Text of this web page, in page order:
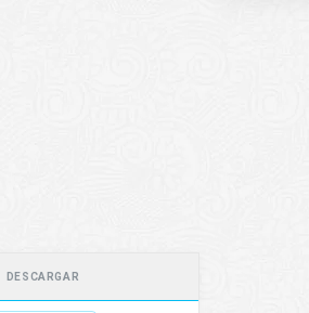
DESCARGAR